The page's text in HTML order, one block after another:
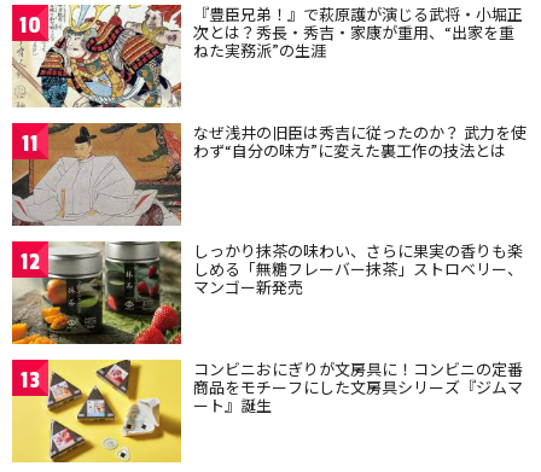
10 『豊臣兄弟！』で萩原護が演じる武将・小堀正
次とは？秀長・秀吉・家康が重用、“出家を重
ねた実務派”の生涯
11 なぜ浅井の旧臣は秀吉に従ったのか？ 武力を使
わず“自分の味方”に変えた裏工作の技法とは
12 しっかり抹茶の味わい、さらに果実の香りも楽
しめる「無糖フレーバー抹茶」ストロベリー、
マンゴー新発売
13 コンビニおにぎりが文房具に！コンビニの定番
商品をモチーフにした文房具シリーズ『ジムマ
ート』誕生